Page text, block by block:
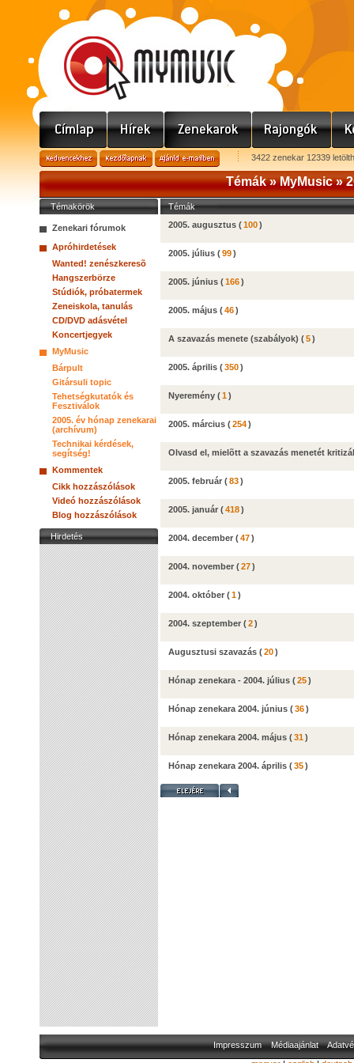
3422 zenekar 12339
Témák »MyMusic»
Témakörök
Zenekari fórumok
Apróhirdetések
Wanted! zenészkeresõ
Hangszerbörze
Stúdiók, próbatermek
Zeneiskola, tanulás
CD/DVD adásvétel
Koncertjegyek
MyMusic
Bárpult
Gitársuli topic
Tehetségkutatók és
Fesztiválok
2005. év hónap zenekarai
(archívum)
Technikai kérdések,
segítség!
Kommentek
Cikk hozzászólások
Videó hozzászólások
Blog hozzászólások
Hirdetés
Témák
2005. augusztus (100)
2005. július (99)
2005. június (166)
2005. május (46)
A szavazás menete (szabályok) (5)
2005. április (350)
Nyeremény (1)
2005. március (254)
Olvasd el, mielõtt a szavazás menetét
2005. február (83)
2005. január (418)
2004. december (47)
2004. november (27)
2004. október (1)
2004. szeptember (2)
Augusztusi szavazás (20)
Hónap zenekara - 2004. július (25)
Hónap zenekara 2004. június (36)
Hónap zenekara 2004. május (31)
Hónap zenekara 2004. április (35)
Impresszum Médiaajánlat